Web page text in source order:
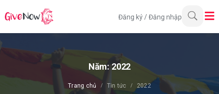
Đăng ký /Đăng nhập
Năm: 2022
Trang chủ Tin tức 2022